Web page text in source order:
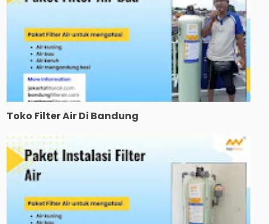
Toko Filter Air Di Bandung